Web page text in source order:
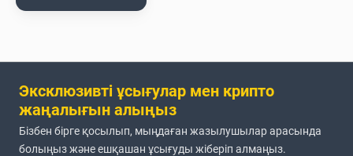
Эксклюзивті ұсығулар мен крипто
жаңалығын алыңыз
Бізбен бірге қосылып, мыңдаған жазылушылар арасында
болыңыз және ешқашан ұсығуды жіберіп алмаңыз.